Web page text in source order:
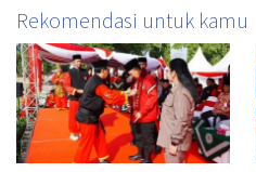
Rekomendasi untuk kamu